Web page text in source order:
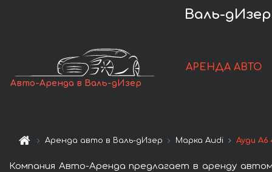
Валь-
Авто-Аренда в Валь-дИзер
АРЕНДА АВТО
Аренда авто в Валь-дИзер Марка Audi Ауди
Компания Авто-Аренда предлагает в аренду